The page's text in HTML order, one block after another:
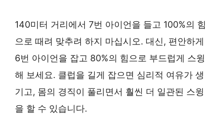
140미터 거리에서 7번 아이언을 들고 100%의 힘
으로 때려 맞추려 하지 마십시오. 대신, 편안하게
6번 아이언을 잡고 80%의 힘으로 부드럽게 스윙
해 보세요. 클럽을 길게 잡으면 심리적 여유가 생
기고, 몸의 경직이 풀리면서 훨씬 더 일관된 스윙
을 할 수 있습니다.